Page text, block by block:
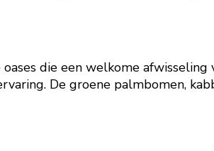
die een welkome afwisseling
De groene palmbomen,